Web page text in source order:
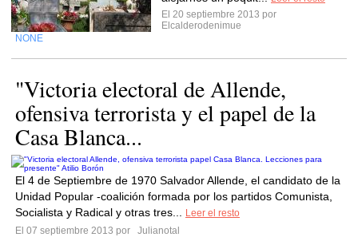
El 20 septiembre 2013 por
Elcalderodenimue
NONE
"Victoria electoral de Allende,
ofensiva terrorista y el papel de la
Casa Blanca...
El 4 de Septiembre de 1970 Salvador Allende, el candidato de la
Unidad Popular -coalición formada por los partidos Comunista,
Socialista y Radical y otras tres...
Leer el resto
El 07 septiembre 2013 por
Julianotal